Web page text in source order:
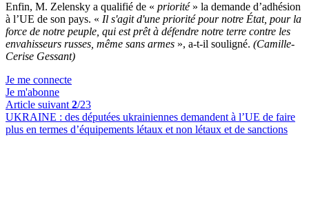
Enfin, M. Zelensky a qualifié de « priorité » la demande d’adhésion
à l’UE de son pays. « Il s'agit d'une priorité pour notre État, pour la
force de notre peuple, qui est prêt à défendre notre terre contre les
envahisseurs russes, même sans armes », a-t-il souligné. (Camille-
Cerise Gessant)
Je me connecte
Je m'abonne
Article suivant 2/23
UKRAINE : des députées ukrainiennes demandent à l’UE de faire
plus en termes d’équipements létaux et non létaux et de sanctions